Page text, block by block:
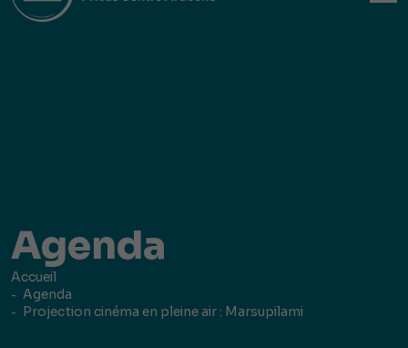
Agenda
Accueil
Agenda
Projection cinéma en pleine air : Marsupilami